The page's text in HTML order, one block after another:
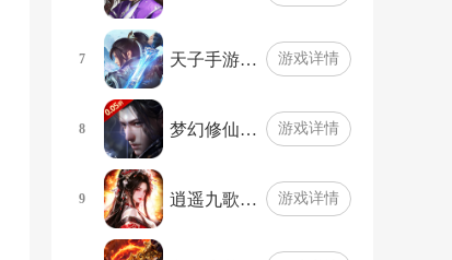
7 天子手游… 游戏详情
8 梦幻修仙… 游戏详情
9 逍遥九歌… 游戏详情